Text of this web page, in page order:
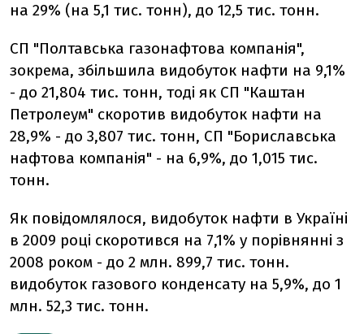
на 29% (на 5,1 тис. тонн), до 12,5 тис. тонн.
СП "Полтавська газонафтова компанія",
зокрема, збільшила видобуток нафти на 9,1%
- до 21,804 тис. тонн, тоді як СП "Каштан
Петролеум" скоротив видобуток нафти на
28,9% - до 3,807 тис. тонн, СП "Бориславська
нафтова компанія" - на 6,9%, до 1,015 тис.
тонн.
Як повідомлялося, видобуток нафти в Україні
в 2009 році скоротився на 7,1% у порівнянні з
2008 роком - до 2 млн. 899,7 тис. тонн.
видобуток газового конденсату на 5,9%, до 1
млн. 52,3 тис. тонн.